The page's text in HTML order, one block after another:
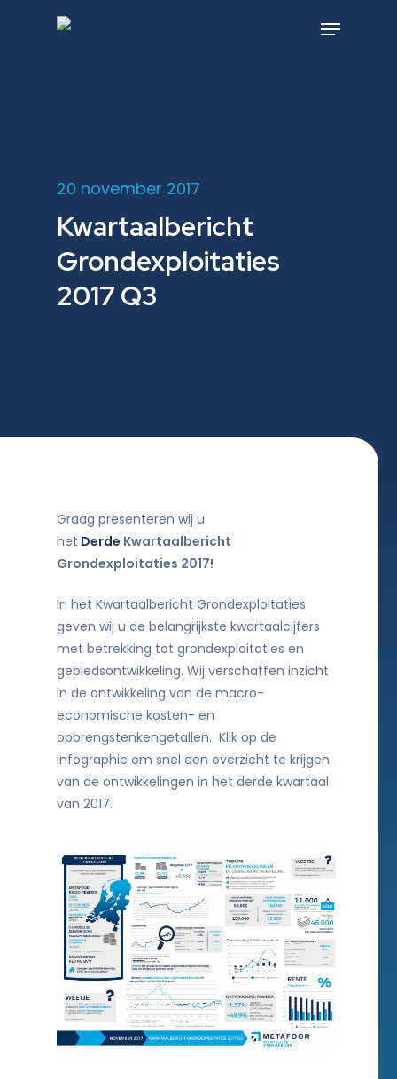
Menu
20 november 2017
Kwartaalbericht
Grondexploitaties
2017 Q3
Graag presenteren wij u
het Derde Kwartaalbericht
Grondexploitaties 2017!
In het Kwartaalbericht Grondexploitaties
geven wij u de belangrijkste kwartaalcijfers
met betrekking tot grondexploitaties en
gebiedsontwikkeling. Wij verschaffen inzicht
in de ontwikkeling van de macro-
economische kosten- en
opbrengstenkengetallen. Klik op de
infographic om snel een overzicht te krijgen
van de ontwikkelingen in het derde kwartaal
van 2017.